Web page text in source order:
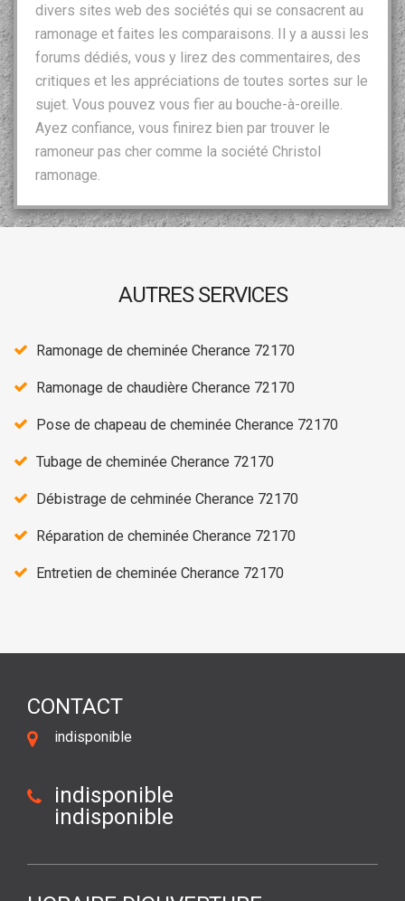
divers sites web des sociétés qui se consacrent au
ramonage et faites les comparaisons. Il y a aussi les
forums dédiés, vous y lirez des commentaires, des
critiques et les appréciations de toutes sortes sur le
sujet. Vous pouvez vous fier au bouche-à-oreille.
Ayez confiance, vous finirez bien par trouver le
ramoneur pas cher comme la société Christol
ramonage.
AUTRES SERVICES
Ramonage de cheminée Cherance 72170
Ramonage de chaudière Cherance 72170
Pose de chapeau de cheminée Cherance 72170
Tubage de cheminée Cherance 72170
Débistrage de cehminée Cherance 72170
Réparation de cheminée Cherance 72170
Entretien de cheminée Cherance 72170
CONTACT
indisponible
indisponible
indisponible